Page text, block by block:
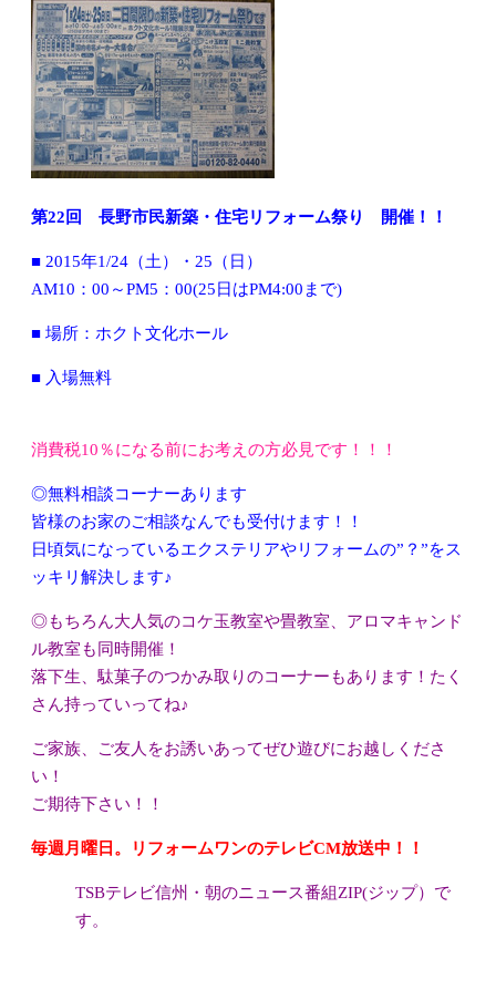
第22回 長野市民新築・住宅リフォーム祭り 開催！！
■ 2015年1/24（土）・25（日）
AM10：00～PM5：00(25日はPM4:00まで)
■ 場所：ホクト文化ホール
■ 入場無料
消費税10％になる前にお考えの方必見です！！！
◎無料相談コーナーあります
皆様のお家のご相談なんでも受付けます！！
日頃気になっているエクステリアやリフォームの”？”をス
ッキリ解決します♪
◎もちろん大人気のコケ玉教室や畳教室、アロマキャンド
ル教室も同時開催！
落下生、駄菓子のつかみ取りのコーナーもあります！たく
さん持っていってね♪
ご家族、ご友人をお誘いあってぜひ遊びにお越しくださ
い！
ご期待下さい！！
毎週月曜日。リフォームワンのテレビCM放送中！！
TSBテレビ信州・朝のニュース番組ZIP(ジップ）で
す。